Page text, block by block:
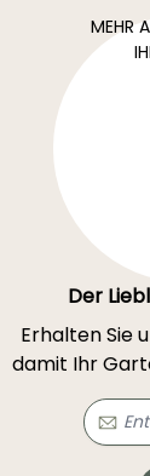
MEHR
Der
Erhalten Sie
damit Ihr